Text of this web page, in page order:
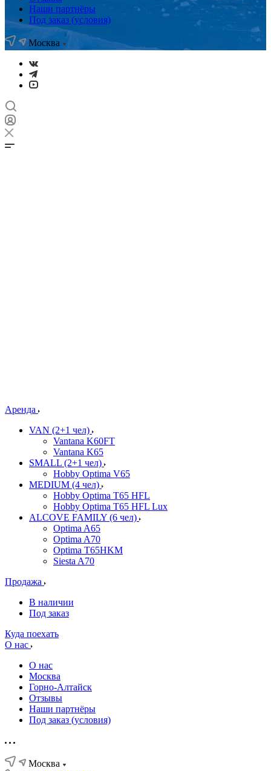
Наши партнёры
Под заказ (условия)
Москва
Аренда
VAN (2+1 чел)
Vantana K60FT
Vantana K65
SMALL (2+1 чел)
Hobby Optima V65
MEDIUM (4 чел)
Hobby Optima T65 HFL
Hobby Optima T65 HFL Lux
ALCOVE FAMILY (6 чел)
Optima A65
Optima A70
Optima T65HKM
Siesta A70
Продажа
В наличии
Под заказ
Куда поехать
О нас
О нас
Москва
Горно-Алтайск
Отзывы
Наши партнёры
Под заказ (условия)
Москва